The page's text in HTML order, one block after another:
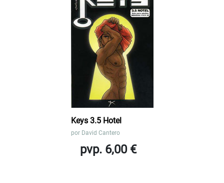
Keys 3.5 Hotel
por David Cantero
pvp. 6,00 €